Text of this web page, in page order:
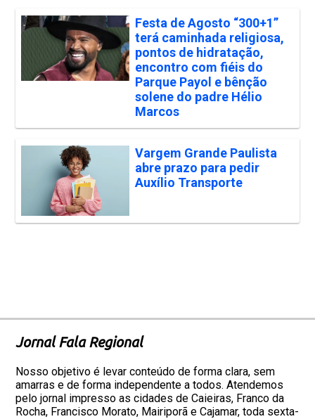
Festa de Agosto “300+1”
terá caminhada religiosa,
pontos de hidratação,
encontro com fiéis do
Parque Payol e bênção
solene do padre Hélio
Marcos
Vargem Grande Paulista
abre prazo para pedir
Auxílio Transporte
Jornal Fala Regional
Nosso objetivo é levar conteúdo de forma clara, sem
amarras e de forma independente a todos. Atendemos
pelo jornal impresso as cidades de Caieiras, Franco da
Rocha, Francisco Morato, Mairiporã e Cajamar, toda sexta-